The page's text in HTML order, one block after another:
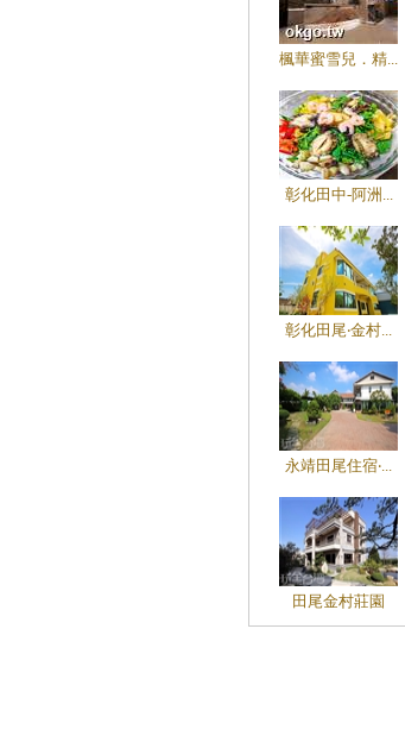
楓華蜜雪兒．精...
彰化田中-阿洲...
彰化田尾‧金村...
永靖田尾住宿‧...
田尾金村莊園